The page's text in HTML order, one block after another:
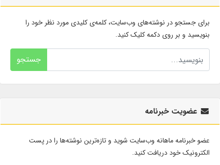
برای جستجو در نوشته‌های وب‌سایت، کلمه‌ی کلیدی مورد نظر خود را
بنویسید و بر روی دکمه کلیک کنید.
جستجو
عضویت خبرنامه
عضو خبرنامه ماهانه وب‌سایت شوید و تازه‌ترین نوشته‌ها را در پست
الکترونیک خود دریافت کنید.